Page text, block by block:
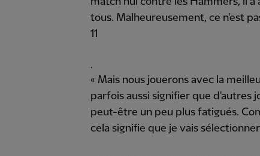
tous. Malheureusement, ce n'est
11
.
« Mais nous jouerons avec la
parfois aussi signifier que d'autres
peut-être un peu plus fatigués.
cela signifie que je vais